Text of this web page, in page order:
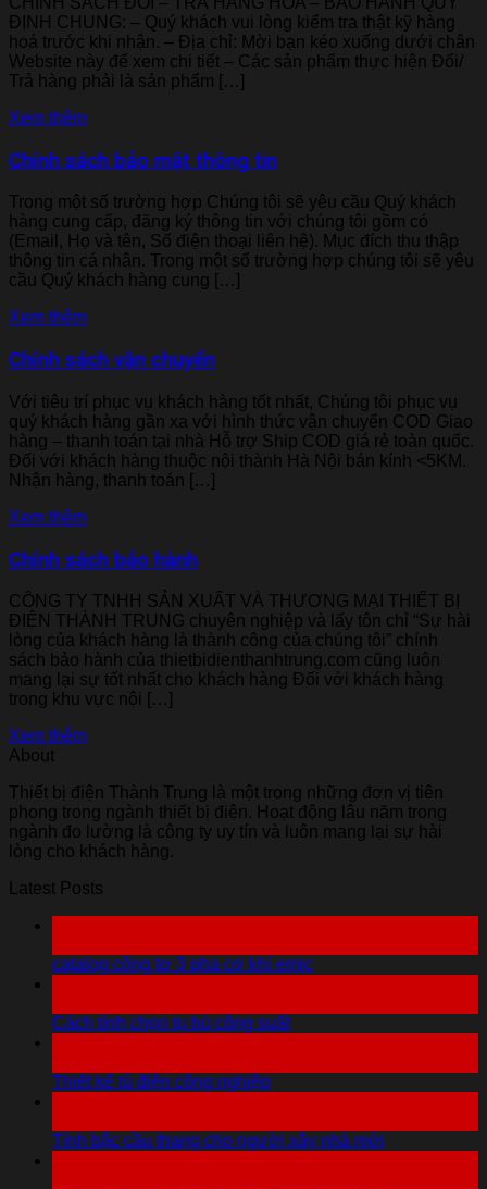
ĐỊNH CHUNG: – Quý khách vui lòng kiểm tra thật kỹ hàng
hoá trước khi nhận. – Địa chỉ: Mời bạn kéo xuống dưới chân
Website này để xem chi tiết – Các sản phẩm thực hiện Đổi/
Trả hàng phải là sản phẩm […]
Xem thêm
Chính sách bảo mật thông tin
Trong một số trường hợp Chúng tôi sẽ yêu cầu Quý khách
hàng cung cấp, đăng ký thông tin với chúng tôi gồm có
(Email, Họ và tên, Số điện thoại liên hệ). Mục đích thu thập
thông tin cá nhân. Trong một số trường hợp chúng tôi sẽ yêu
cầu Quý khách hàng cung […]
Xem thêm
Chính sách vận chuyển
Với tiêu trí phục vụ khách hàng tốt nhất, Chúng tôi phục vụ
quý khách hàng gần xa với hình thức vận chuyển COD Giao
hàng – thanh toán tại nhà Hỗ trợ Ship COD giá rẻ toàn quốc.
Đối với khách hàng thuộc nội thành Hà Nội bán kính <5KM.
Nhận hàng, thanh toán […]
Xem thêm
Chính sách bảo hành
CÔNG TY TNHH SẢN XUẤT VÀ THƯƠNG MẠI THIẾT BỊ
ĐIỆN THÀNH TRUNG chuyên nghiệp và lấy tôn chỉ “Sự hài
lòng của khách hàng là thành công của chúng tôi” chính
sách bảo hành của thietbidienthanhtrung.com cũng luôn
mang lại sự tốt nhất cho khách hàng Đối với khách hàng
trong khu vực nội […]
Xem thêm
About
Thiết bị điện Thành Trung là một trong những đơn vị tiên
phong trong ngành thiết bị điện. Hoạt động lâu năm trong
ngành đo lường là công ty uy tín và luôn mang lại sự hài
lòng cho khách hàng.
Latest Posts
catalog công tơ 3 pha cơ khí emic
Cách tính chọn tụ bù công suất
Thiết kế tủ điện công nghiệp
Tính bậc cầu thang cho người xây nhà mới